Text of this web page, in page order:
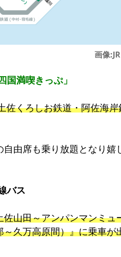
画像
国満喫きっぷ」
佐くろしお鉄道・阿佐海
自由席も乗り放題となり嬉
バス
佐山田～アンパンマンミ
～久万高原間）』に乗車が